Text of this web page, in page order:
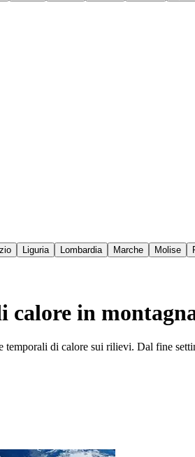
Liguria Lombardia Marche Molise
calore in
di calore sui rilievi. Dal fine